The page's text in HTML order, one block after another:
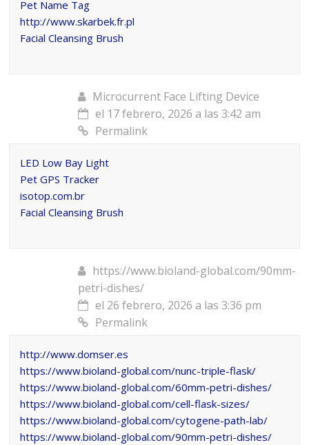
Pet Name Tag
http://www.skarbek.fr.pl
Facial Cleansing Brush
Microcurrent Face Lifting Device
el 17 febrero, 2026 a las 3:42 am
Permalink
LED Low Bay Light
Pet GPS Tracker
isotop.com.br
Facial Cleansing Brush
https://www.bioland-global.com/90mm-
petri-dishes/
el 26 febrero, 2026 a las 3:36 pm
Permalink
http://www.domser.es
https://www.bioland-global.com/nunc-triple-flask/
https://www.bioland-global.com/60mm-petri-dishes/
https://www.bioland-global.com/cell-flask-sizes/
https://www.bioland-global.com/cytogene-path-lab/
https://www.bioland-global.com/90mm-petri-dishes/